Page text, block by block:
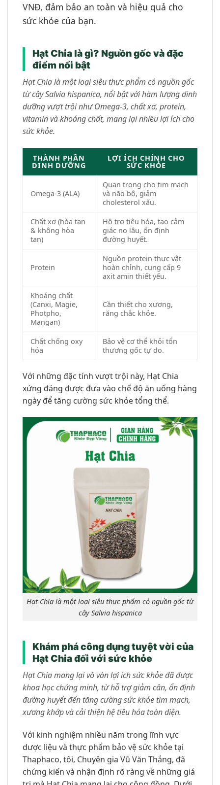
VNĐ, đảm bảo an toàn và hiệu quả cho
sức khỏe của bạn.
Hạt Chia là gì? Nguồn gốc và đặc
điểm nổi bật
Hạt Chia là một loại siêu thực phẩm có nguồn gốc
từ cây Salvia hispanica, nổi bật với hàm lượng dinh
dưỡng vượt trội như Omega-3, chất xơ, protein,
vitamin và khoáng chất, mang lại nhiều lợi ích cho
sức khỏe.
THÀNH PHẦN
DINH DƯỠNG
LỢI ÍCH CHÍNH CHO
SỨC KHỎE
Omega-3 (ALA)
Quan trọng cho tim mạch
và não bộ, giảm
cholesterol xấu.
Chất xơ (hòa tan
& không hòa
tan)
Hỗ trợ tiêu hóa, tạo cảm
giác no lâu, ổn định
đường huyết.
Protein
Nguồn protein thực vật
hoàn chỉnh, cung cấp 9
axit amin thiết yếu.
Khoáng chất
(Canxi, Magie,
Photpho,
Mangan)
Cần thiết cho xương,
răng chắc khỏe.
Chất chống oxy
hóa
Bảo vệ cơ thể khỏi tổn
thương gốc tự do.
Với những đặc tính vượt trội này, Hạt Chia
xứng đáng được đưa vào chế độ ăn uống hàng
ngày để tăng cường sức khỏe tổng thể.
Hạt Chia là một loại siêu thực phẩm có nguồn gốc từ
cây Salvia hispanica
Khám phá công dụng tuyệt vời của
Hạt Chia đối với sức khỏe
Hạt Chia mang lại vô vàn lợi ích sức khỏe đã được
khoa học chứng minh, từ hỗ trợ giảm cân, ổn định
đường huyết đến tăng cường sức khỏe tim mạch,
xương khớp và cải thiện hệ tiêu hóa toàn diện.
Với kinh nghiệm nhiều năm trong lĩnh vực
dược liệu và thực phẩm bảo vệ sức khỏe tại
Thaphaco, tôi, Chuyên gia Vũ Văn Thắng, đã
chứng kiến và nhận định rõ ràng về những giá